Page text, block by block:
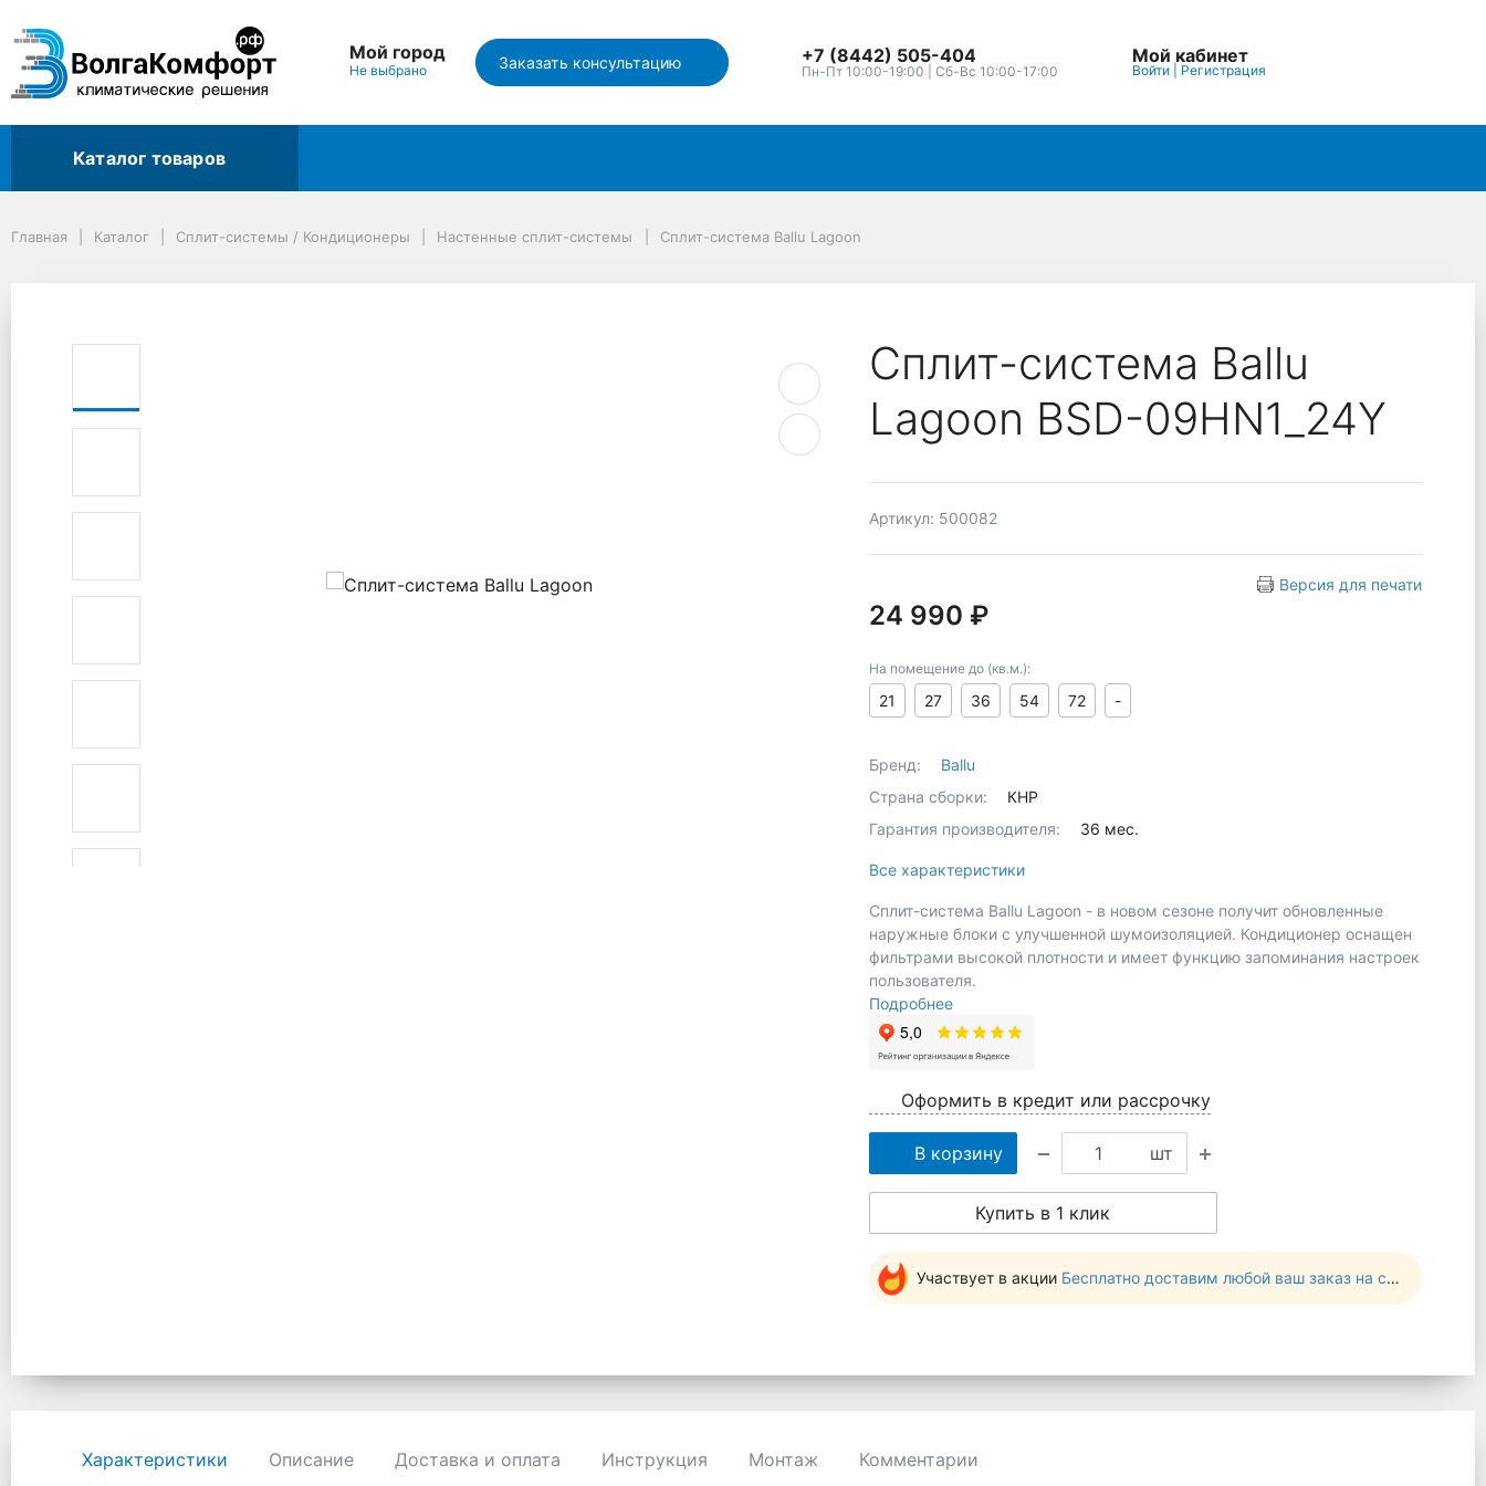
Мой город
Не выбрано Заказать консультацию +7 (8442) 505-404
Пн-Пт 10:00-19:00 | Сб-Вс 10:00-17:00
Мой кабинет
Войти| Регистрация
Каталог товаров
Настенные сплит-системы
Сплит-система Ballu Lagoon
Главная Каталог Сплит-системы / Кондиционеры Настенные сплит-системы Сплит-система Ballu Lagoon
Сплит-система Ballu
Lagoon BSD-09HN1_24Y
Артикул: 500082
Версия для печати
24 990 ₽
На помещение до (кв.м.):
21 27 36 54 72 -
Бренд:
Ballu
Страна сборки:
КНР
Гарантия производителя:
36 мес.
Все характеристики
Сплит-система Ballu Lagoon - в новом сезоне получит обновленные
наружные блоки с улучшенной шумоизоляцией. Кондиционер оснащен
фильтрами высокой плотности и имеет функцию запоминания настроек
пользователя.
Подробнее
Оформить в кредит или рассрочку
В корзину шт
Купить в 1 клик
Участвует в акции Бесплатно доставим любой ваш заказ на сумму от 10 000 руб
Характеристики Описание Доставка и оплата Инструкция Монтаж Комментарии